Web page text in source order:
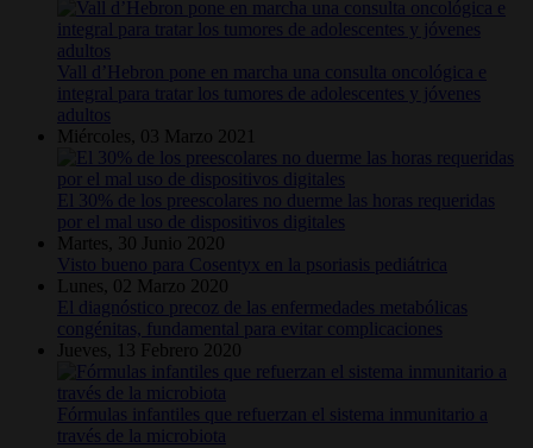
Vall d’Hebron pone en marcha una consulta oncológica e
integral para tratar los tumores de adolescentes y jóvenes
adultos
Miércoles, 03 Marzo 2021
El 30% de los preescolares no duerme las horas requeridas
por el mal uso de dispositivos digitales
Martes, 30 Junio 2020
Visto bueno para Cosentyx en la psoriasis pediátrica
Lunes, 02 Marzo 2020
El diagnóstico precoz de las enfermedades metabólicas
congénitas, fundamental para evitar complicaciones
Jueves, 13 Febrero 2020
Fórmulas infantiles que refuerzan el sistema inmunitario a
través de la microbiota